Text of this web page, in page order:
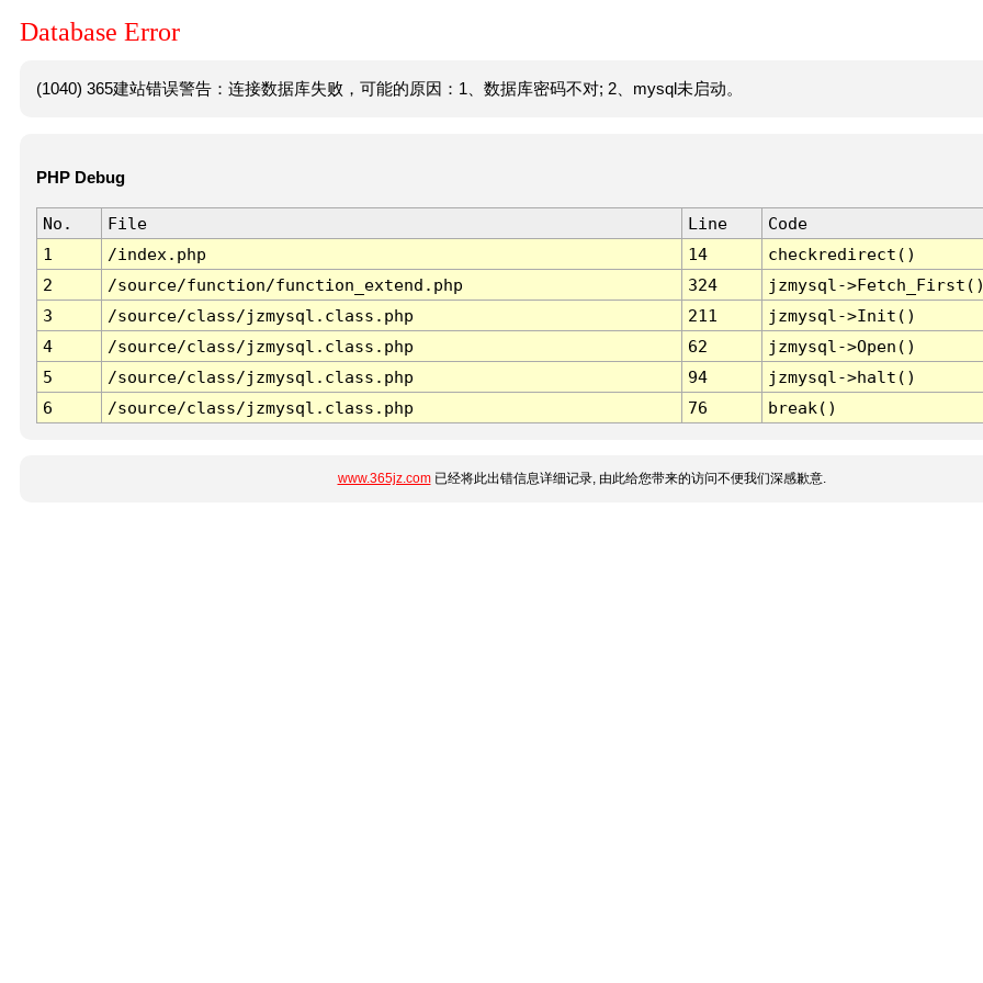
Database Error
(1040) 365建站错误警告：连接数据库失败，可能的原因：1、数据库密码不对; 2、mysql未启动。
PHP Debug
No. File Line
Code
1
/index.php 14
checkredirect()
2
/source/function/function_extend.php 324
jzmysql-
3
/source/class/jzmysql.class.php 211
jzmysql->Init()
4
/source/class/jzmysql.class.php 62
jzmysql->Open()
5
/source/class/jzmysql.class.php 94
jzmysql->halt()
6
/source/class/jzmysql.class.php 76 break()
www.365jz.com已经将此出错信息详细记录, 由此给您带来的访问不便我们深感歉意.